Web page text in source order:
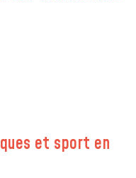
et sport en